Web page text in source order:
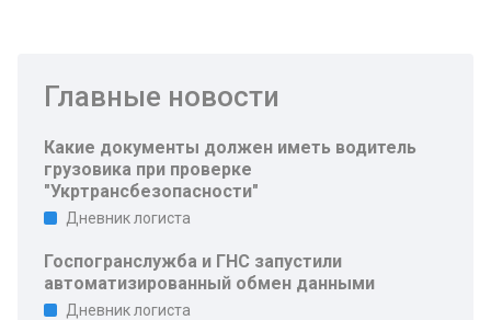
Главные новости
Какие документы должен иметь водитель
грузовика при проверке
"Укртрансбезопасности"
Дневник логиста
Госпогранслужба и ГНС запустили
автоматизированный обмен данными
Дневник логиста